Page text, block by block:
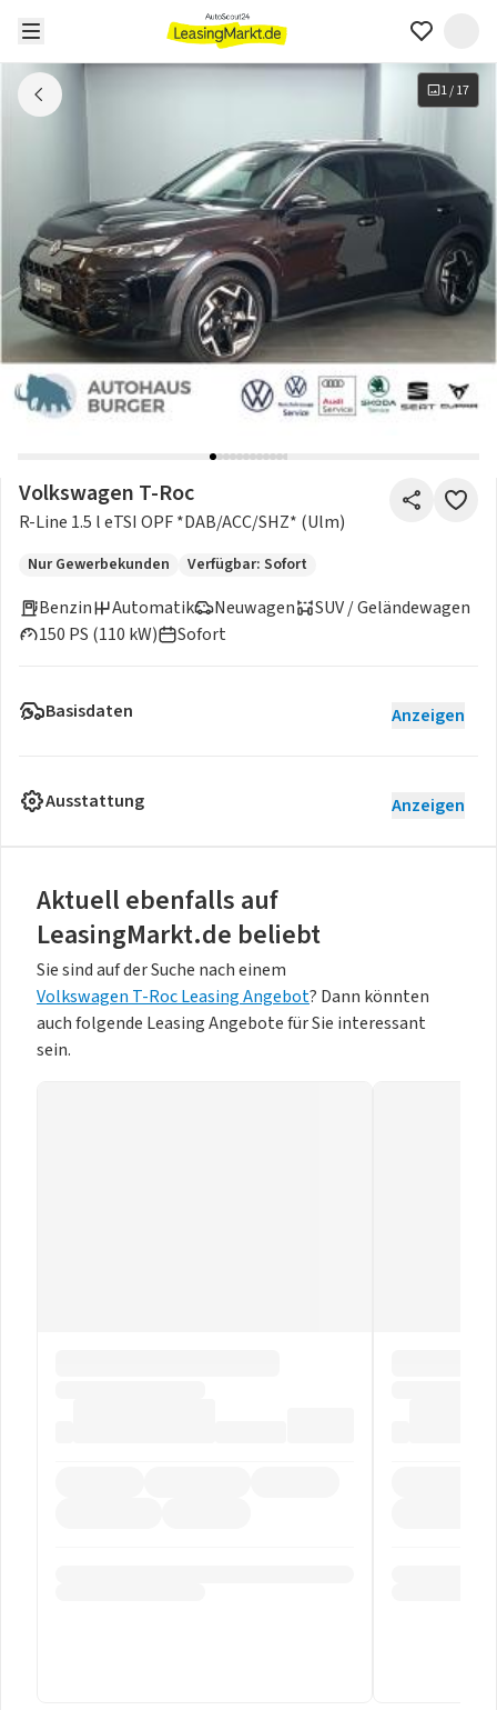
1/17
Volkswagen T-Roc
R-Line 1.5 l eTSI OPF *DAB/ACC/SHZ* (Ulm)
Nur Gewerbekunden Verfügbar: Sofort
Benzin
Neuwagen
150 PS (110 kW)
Automatik
SUV / Geländewagen
Sofort
Basisdaten Anzeigen
Ausstattung Anzeigen
Aktuell ebenfalls auf
LeasingMarkt.de beliebt
Sie sind auf der Suche nach einem
Volkswagen T-Roc Leasing Angebot? Dann könnten
auch folgende Leasing Angebote für Sie interessant
sein.